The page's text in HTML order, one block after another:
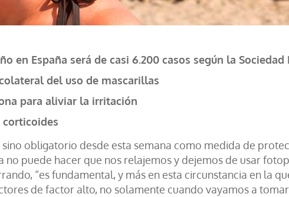
en España será de casi 6.200 casos según la
del uso de mascarillas
para aliviar la irritación
corticoides
obligatorio desde esta semana como medida de
no puede hacer que nos relajemos y dejemos de usar
“es fundamental, y más en esta circunstancia en la
de factor alto, no solamente cuando vayamos a